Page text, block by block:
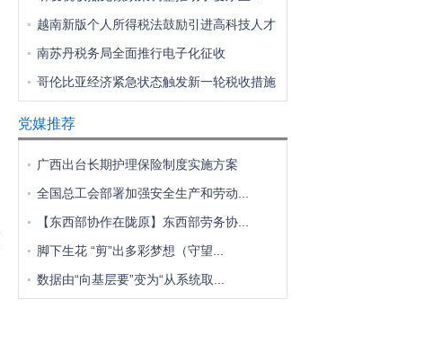
越南新版个人所得税法鼓励引进高科技人才
南苏丹税务局全面推行电子化征收
哥伦比亚经济紧急状态触发新一轮税收措施
党媒推荐
广西出台长期护理保险制度实施方案
全国总工会部署加强安全生产和劳动...
【东西部协作在陇原】东西部劳务协...
脚下生花 “剪”出多彩梦想（守望...
数据由“向基层要”变为“从系统取...